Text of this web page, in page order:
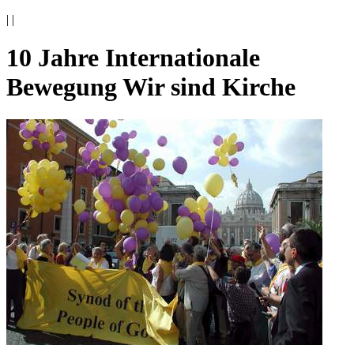
| |
10 Jahre Internationale
Bewegung Wir sind Kirche